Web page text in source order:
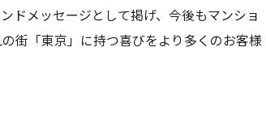
ドメッセージとして掲げ、今後もマンショ
街「東京」に持つ喜びをより多くのお客様